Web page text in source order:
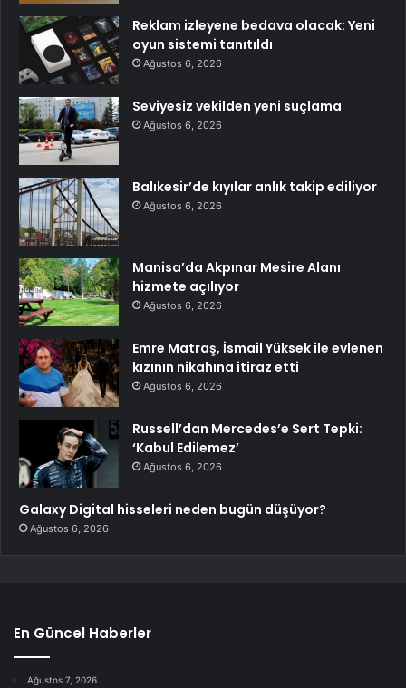
Reklam izleyene bedava olacak: Yeni
oyun sistemi tanıtıldı
Ağustos 6, 2026
Seviyesiz vekilden yeni suçlama
Ağustos 6, 2026
Balıkesir’de kıyılar anlık takip ediliyor
Ağustos 6, 2026
Manisa’da Akpınar Mesire Alanı
hizmete açılıyor
Ağustos 6, 2026
Emre Matraş, İsmail Yüksek ile evlenen
kızının nikahına itiraz etti
Ağustos 6, 2026
Russell’dan Mercedes’e Sert Tepki:
‘Kabul Edilemez’
Ağustos 6, 2026
Galaxy Digital hisseleri neden bugün düşüyor?
Ağustos 6, 2026
En Güncel Haberler
Ağustos 7, 2026